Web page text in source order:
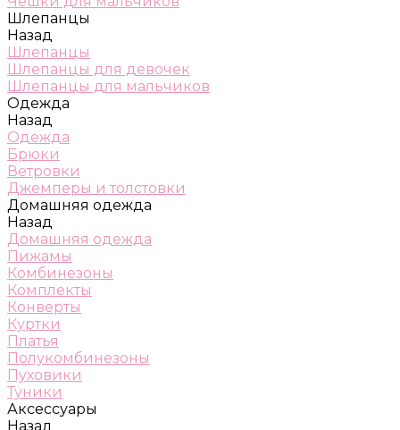
Шлепанцы
Назад
Шлепанцы
Шлепанцы для девочек
Шлепанцы для мальчиков
Одежда
Назад
Одежда
Брюки
Ветровки
Джемперы и толстовки
Домашняя одежда
Назад
Домашняя одежда
Пижамы
Комбинезоны
Комплекты
Конверты
Куртки
Платья
Полукомбинезоны
Пуховики
Туники
Аксессуары
Назад